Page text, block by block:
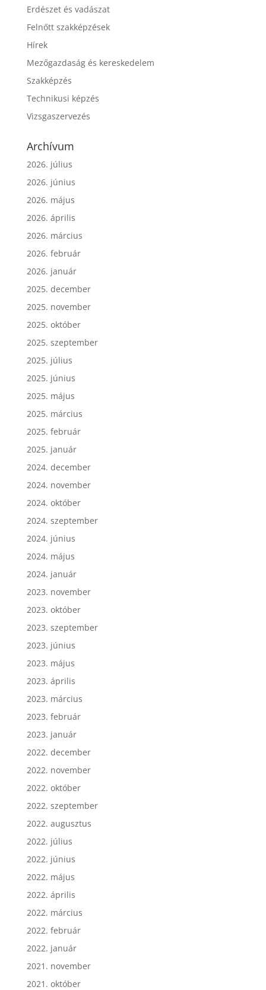
Erdészet és vadászat
Felnőtt szakképzések
Hírek
Mezőgazdaság és kereskedelem
Szakképzés
Technikusi képzés
Vizsgaszervezés
Archívum
2026. július
2026. június
2026. május
2026. április
2026. március
2026. február
2026. január
2025. december
2025. november
2025. október
2025. szeptember
2025. július
2025. június
2025. május
2025. március
2025. február
2025. január
2024. december
2024. november
2024. október
2024. szeptember
2024. június
2024. május
2024. január
2023. november
2023. október
2023. szeptember
2023. június
2023. május
2023. április
2023. március
2023. február
2023. január
2022. december
2022. november
2022. október
2022. szeptember
2022. augusztus
2022. július
2022. június
2022. május
2022. április
2022. március
2022. február
2022. január
2021. november
2021. október